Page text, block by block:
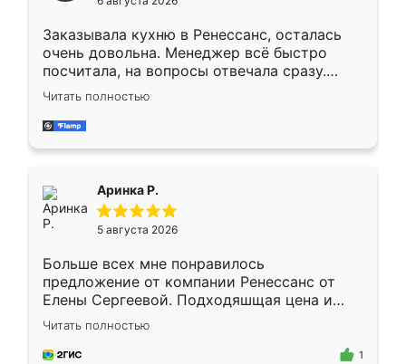
мебели буду заказывать только здесь.
Заказывала кухню в Ренессанс, осталась
очень довольна. Менеджер всё быстро
посчитала, на вопросы отвечала сразу.
Замерщик приехал в субботу, подошёл к
делу со всей ответственностью. Собрали
за день, ребята работали аккуратно, даже
Читать полностью
Аринка Р.
5 августа 2026
Больше всех мне понравилось
предложение от компании Ренессанс от
Елены Сергеевой. Подходяшщая цена и
короткие сроки изготовления. Приехавший
для замера сотрудник Владислав
предложил по моему эскизу самый
Читать полностью
1